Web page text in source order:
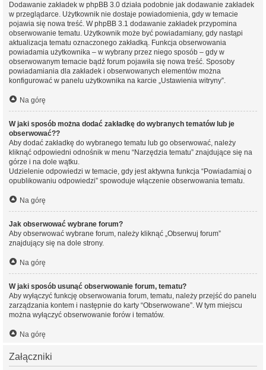
Dodawanie zakładek w phpBB 3.0 działa podobnie jak dodawanie zakładek
w przeglądarce. Użytkownik nie dostaje powiadomienia, gdy w temacie
pojawia się nowa treść. W phpBB 3.1 dodawanie zakładek przypomina
obserwowanie tematu. Użytkownik może być powiadamiany, gdy nastąpi
aktualizacja tematu oznaczonego zakładką. Funkcja obserwowania
powiadamia użytkownika – w wybrany przez niego sposób – gdy w
obserwowanym temacie bądź forum pojawiła się nowa treść. Sposoby
powiadamiania dla zakładek i obserwowanych elementów można
konfigurować w panelu użytkownika na karcie „Ustawienia witryny”.
Na górę
W jaki sposób można dodać zakładkę do wybranych tematów lub je
obserwować??
Aby dodać zakładkę do wybranego tematu lub go obserwować, należy
kliknąć odpowiedni odnośnik w menu “Narzędzia tematu” znajdujące się na
górze i na dole wątku.
Udzielenie odpowiedzi w temacie, gdy jest aktywna funkcja “Powiadamiaj o
opublikowaniu odpowiedzi” spowoduje włączenie obserwowania tematu.
Na górę
Jak obserwować wybrane forum?
Aby obserwować wybrane forum, należy kliknąć „Obserwuj forum”
znajdujący się na dole strony.
Na górę
W jaki sposób usunąć obserwowanie forum, tematu?
Aby wyłączyć funkcję obserwowania forum, tematu, należy przejść do panelu
zarządzania kontem i następnie do karty “Obserwowane”. W tym miejscu
można wyłączyć obserwowanie forów i tematów.
Na górę
Załączniki